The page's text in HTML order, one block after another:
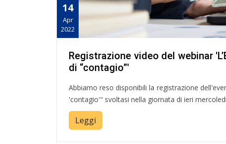
14
Apr
2022
Registrazione video del webinar
di “contagio”'
Abbiamo reso disponibili la registrazione
'contagio'" svoltasi nella giornata di ieri
Leggi